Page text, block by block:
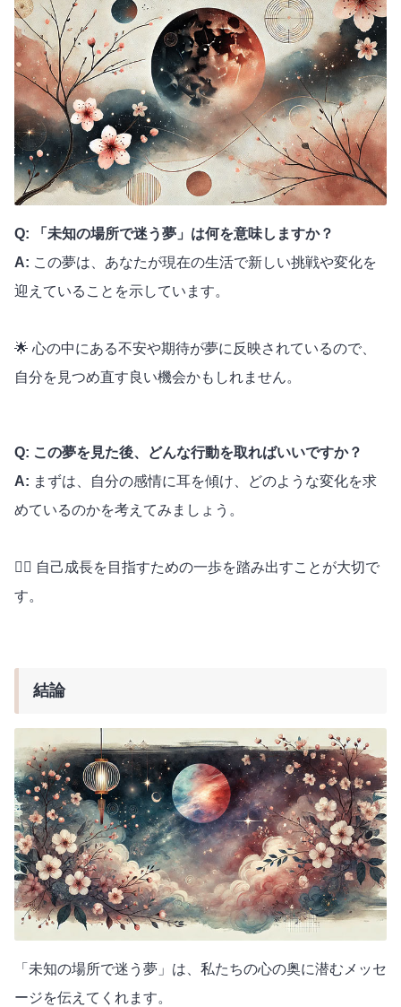
Q: 「未知の場所で迷う夢」は何を意味しますか？
A: この夢は、あなたが現在の生活で新しい挑戦や変化を
迎えていることを示しています。
🌟 心の中にある不安や期待が夢に反映されているので、
自分を見つめ直す良い機会かもしれません。
Q: この夢を見た後、どんな行動を取ればいいですか？
A: まずは、自分の感情に耳を傾け、どのような変化を求
めているのかを考えてみましょう。
🧘‍♀️ 自己成長を目指すための一歩を踏み出すことが大切で
す。
結論
「未知の場所で迷う夢」は、私たちの心の奥に潜むメッセ
ージを伝えてくれます。